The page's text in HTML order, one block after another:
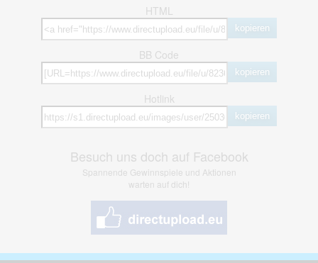
HTML
kopieren
BB Code
kopieren
Hotlink
kopieren
Besuch uns doch auf Facebook
Spannende Gewinnspiele und Aktionen
warten auf dich!